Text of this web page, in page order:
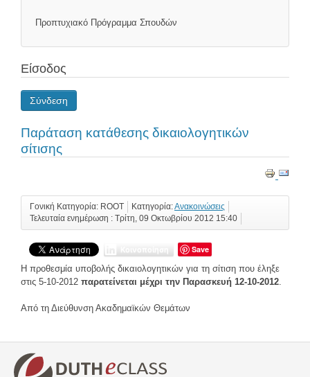
Προπτυχιακό Πρόγραμμα Σπουδών
Είσοδος
Σύνδεση
Παράταση κατάθεσης δικαιολογητικών
σίτισης
Γονική Κατηγορία: ROOT Κατηγορία:Ανακοινώσεις
Τελευταία ενημέρωση : Τρίτη, 09 Οκτωβρίου 2012 15:40
Save
H προθεσμία υποβολής δικαιολογητικών για τη σίτιση που έληξε
στις 5-10-2012 παρατείνεται μέχρι την Παρασκευή 12-10-2012
Από τη Διεύθυνση Ακαδημαϊκών Θεμάτων